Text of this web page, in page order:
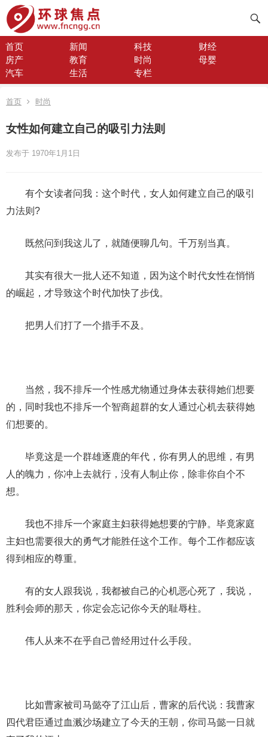
首页 新闻 科技
财经
房产
教育 时尚
母婴
汽车
生活 专栏
首页 时尚
女性如何建立自己的吸引力法则
发布于 1970年1月1日
有个女读者问我：这个时代，女人如何建立自己的吸引
力法则?
既然问到我这儿了，就随便聊几句。千万别当真。
其实有很大一批人还不知道，因为这个时代女性在悄悄
的崛起，才导致这个时代加快了步伐。
把男人们打了一个措手不及。
当然，我不排斥一个性感尤物通过身体去获得她们想要
的，同时我也不排斥一个智商超群的女人通过心机去获得她
们想要的。
毕竟这是一个群雄逐鹿的年代，你有男人的思维，有男
人的魄力，你冲上去就行，没有人制止你，除非你自个不
想。
我也不排斥一个家庭主妇获得她想要的宁静。毕竟家庭
主妇也需要很大的勇气才能胜任这个工作。每个工作都应该
得到相应的尊重。
有的女人跟我说，我都被自己的心机恶心死了，我说，
胜利会师的那天，你定会忘记你今天的耻辱柱。
伟人从来不在乎自己曾经用过什么手段。
比如曹家被司马懿夺了江山后，曹家的后代说：我曹家
四代君臣通过血溅沙场建立了今天的王朝，你司马懿一日就